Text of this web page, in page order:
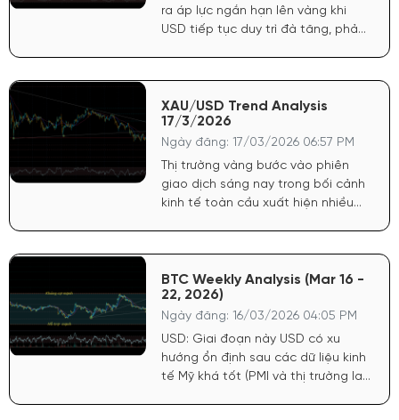
ra áp lực ngắn hạn lên vàng khi
USD tiếp tục duy trì đà tăng, phản
rời bỏ tài sản rủi ro, khiến nhu cầu
trú ẩn vào vàng chưa thực sự bùng
nổ
XAU/USD Trend Analysis
17/3/2026
Ngày đăng: 17/03/2026 06:57 PM
Thị trường vàng bước vào phiên
giao dịch sáng nay trong bối cảnh
kinh tế toàn cầu xuất hiện nhiều
nhất là sự tăng mạnh của giá dầu
khi căng thẳng địa chính trị tại
Trung Đông tiếp tục leo thang
BTC Weekly Analysis (Mar 16 -
22, 2026)
Ngày đăng: 16/03/2026 04:05 PM
USD: Giai đoạn này USD có xu
hướng ổn định sau các dữ liệu kinh
tế Mỹ khá tốt (PMI và thị trường lao